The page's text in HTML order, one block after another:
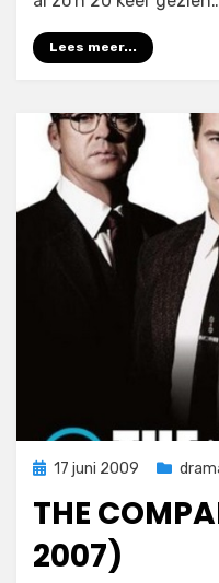
Lees meer...
Geplaatst
17 juni 2009
THE
2007)